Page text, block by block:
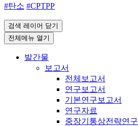
#탄소 #CPTPP
검색 레이어 닫기
전체메뉴 열기
발간물
보고서
전체보고서
연구보고서
기본연구보고서
연구자료
중장기통상전략연구